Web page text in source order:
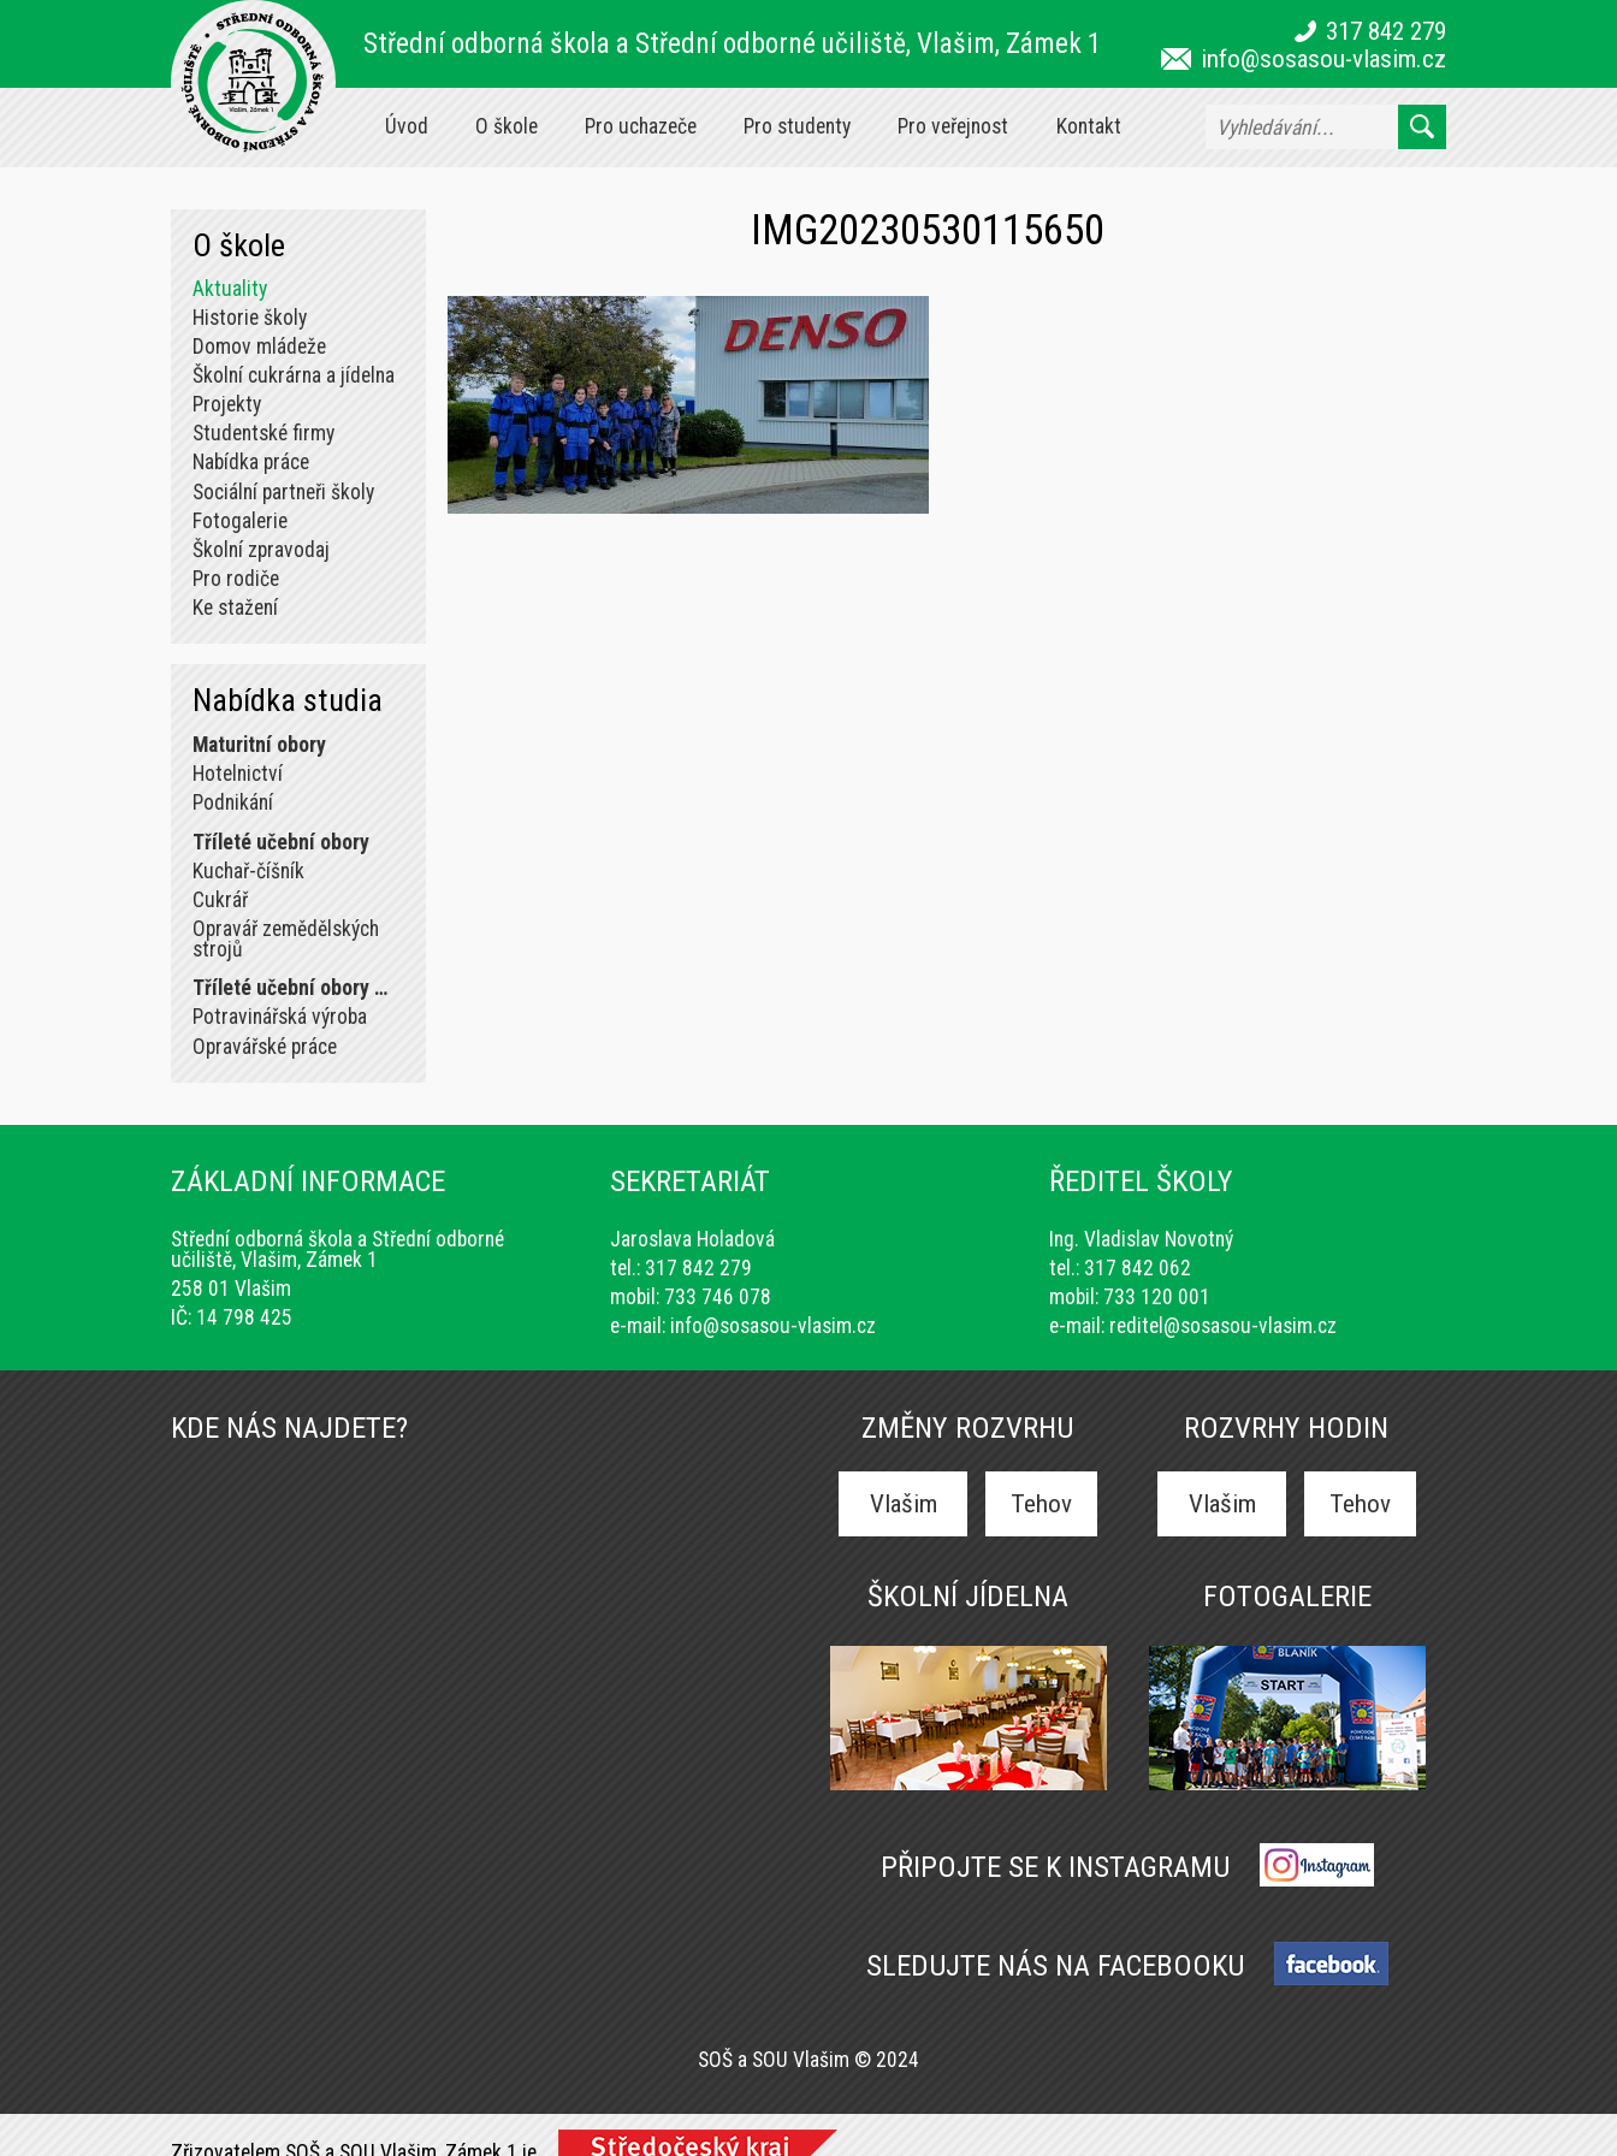
Střední odborná škola a Střední odborné učiliště, Vlašim, Zámek 1
317 842 279
info@sosasou-vlasim.cz
Úvod O škole Pro uchazeče Pro studenty Pro veřejnost Kontakt
O škole
Aktuality
Historie školy
Domov mládeže
Školní cukrárna a jídelna
Projekty
Studentské firmy
Nabídka práce
Sociální partneři školy
Fotogalerie
Školní zpravodaj
Pro rodiče
Ke stažení
Nabídka studia
Maturitní obory
Hotelnictví
Podnikání
Tříleté učební obory
Kuchař-číšník
Cukrář
Opravář zemědělských
strojů
Tříleté učební obory …
Potravinářská výroba
Opravářské práce
IMG20230530115650
ZÁKLADNÍ INFORMACE
Střední odborná škola a Střední odborné
učiliště, Vlašim, Zámek 1
258 01 Vlašim
IČ: 14 798 425
SEKRETARIÁT
Jaroslava Holadová
tel.: 317 842 279
mobil: 733 746 078
e-mail: info@sosasou-vlasim.cz
ŘEDITEL ŠKOLY
Ing. Vladislav Novotný
tel.: 317 842 062
mobil: 733 120 001
e-mail: reditel@sosasou-vlasim.cz
KDE NÁS NAJDETE? ZMĚNY ROZVRHU
Vlašim Tehov
ROZVRHY HODIN
Vlašim Tehov
ŠKOLNÍ JÍDELNA FOTOGALERIE
PŘIPOJTE SE K INSTAGRAMU
SLEDUJTE NÁS NA FACEBOOKU
SOŠ a SOU Vlašim © 2024